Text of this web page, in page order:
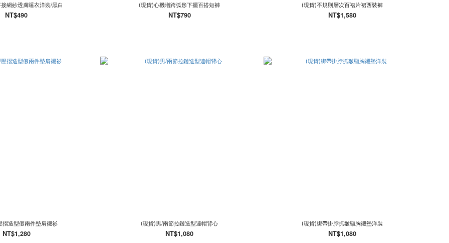
網紗透膚睡衣洋裝/黑白
NT$490
(現貨)心機增跨弧形下擺百搭短褲
NT$790
(現貨)不規則層次百褶片裙西裝褲
NT$1,580
摺造型假兩件墊肩襯衫
NT$1,280
(現貨)男/兩節拉鏈造型連帽背心
NT$1,080
(現貨)綁帶掛脖抓皺顯胸襯墊洋裝
NT$1,080